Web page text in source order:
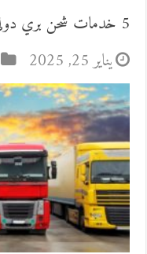
5 خدمات شحن بري دولى في مصر عام 2025
يناير 25, 2025